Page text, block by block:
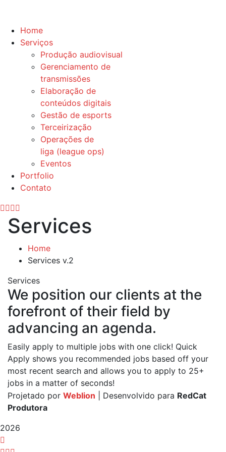
Home
Serviços
Produção audiovisual
Gerenciamento de
transmissões
Elaboração de
conteúdos digitais
Gestão de esports
Terceirização
Operações de
liga (league ops)
Eventos
Portfolio
Contato
Services
Home
Services v.2
Services
We position our clients at the
forefront of their field by
advancing an agenda.
Easily apply to multiple jobs with one click! Quick
Apply shows you recommended jobs based off your
most recent search and allows you to apply to 25+
jobs in a matter of seconds!
Projetado por Weblion | Desenvolvido para RedCat
Produtora
2026